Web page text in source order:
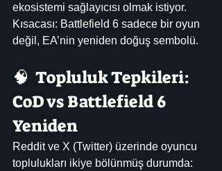
ekosistemi sağlayıcısı olmak istiyor.
Kısacası: Battlefield 6 sadece bir oyun
değil, EA’nin yeniden doğuş sembolü.
🧠  Topluluk Tepkileri:
CoD vs Battlefield 6
Yeniden
Reddit ve X (Twitter) üzerinde oyuncu
toplulukları ikiye bölünmüş durumda: